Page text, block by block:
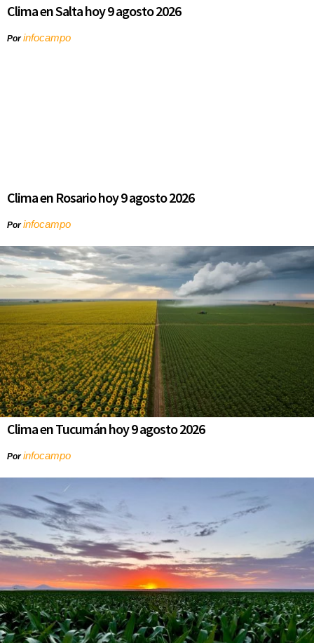
Clima en Salta hoy 9 agosto 2026
Porinfocampo
Clima en Rosario hoy 9 agosto 2026
Porinfocampo
Clima en Tucumán hoy 9 agosto 2026
Porinfocampo